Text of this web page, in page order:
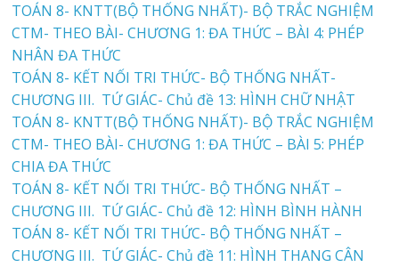
TOÁN 8- KNTT(BỘ THỐNG NHẤT)- BỘ TRẮC NGHIỆM
CTM- THEO BÀI- CHƯƠNG 1: ĐA THỨC – BÀI 4: PHÉP
NHÂN ĐA THỨC
TOÁN 8- KẾT NỐI TRI THỨC- BỘ THỐNG NHẤT-
CHƯƠNG III. TỨ GIÁC- Chủ đề 13: HÌNH CHỮ NHẬT
TOÁN 8- KNTT(BỘ THỐNG NHẤT)- BỘ TRẮC NGHIỆM
CTM- THEO BÀI- CHƯƠNG 1: ĐA THỨC – BÀI 5: PHÉP
CHIA ĐA THỨC
TOÁN 8- KẾT NỐI TRI THỨC- BỘ THỐNG NHẤT –
CHƯƠNG III. TỨ GIÁC- Chủ đề 12: HÌNH BÌNH HÀNH
TOÁN 8- KẾT NỐI TRI THỨC- BỘ THỐNG NHẤT –
CHƯƠNG III. TỨ GIÁC- Chủ đề 11: HÌNH THANG CÂN